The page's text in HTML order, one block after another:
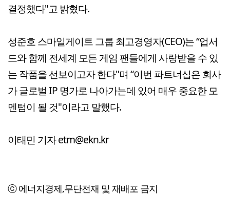
결정했다"고 밝혔다.
성준호 스마일게이트 그룹 최고경영자(CEO)는 “업서
드와 함께 전세계 모든 게임 팬들에게 사랑받을 수 있
는 작품을 선보이고자 한다"며 “이번 파트너십은 회사
가 글로벌 IP 명가로 나아가는데 있어 매우 중요한 모
멘텀이 될 것"이라고 말했다.
이태민 기자 etm@ekn.kr
ⓒ 에너지경제,무단전재 및 재배포 금지